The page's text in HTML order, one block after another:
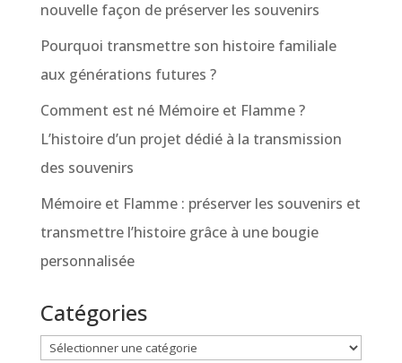
nouvelle façon de préserver les souvenirs
Pourquoi transmettre son histoire familiale
aux générations futures ?
Comment est né Mémoire et Flamme ?
L’histoire d’un projet dédié à la transmission
des souvenirs
Mémoire et Flamme : préserver les souvenirs et
transmettre l’histoire grâce à une bougie
personnalisée
Catégories
Catégories